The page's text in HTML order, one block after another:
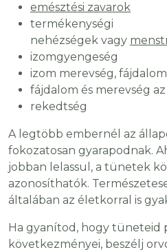
emésztési zavarok
termékenységi
nehézségek vagy
izomgyengeség
izom merevség,
fájdalom és merevség
rekedtség
A legtöbb embernél az
fokozatosan gyarapodnak.
jobban lelassul, a tünetek
azonosíthatók.
általában az életkorral is
Ha gyanítod, hogy tüneteid
következményei, beszélj